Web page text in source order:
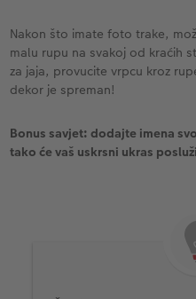
Nakon što imate foto trake,
malu rupu na svakoj od kraćih
za jaja, provucite vrpcu kroz
dekor je spreman!
Bonus savjet: dodajte imena
tako će vaš uskrsni ukras